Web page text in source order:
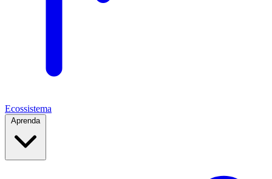
Ecossistema
Aprenda